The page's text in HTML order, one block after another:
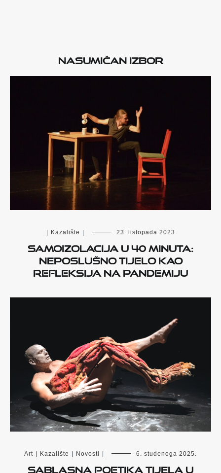
Nasumičan izbor
Kazalište 23. listopada 2023.
Samoizolacija u 40 minuta:
neposlušno tijelo kao
refleksija na pandemiju
Art Kazalište Novosti 6. studenoga 2025.
Sablasna poetika tijela u